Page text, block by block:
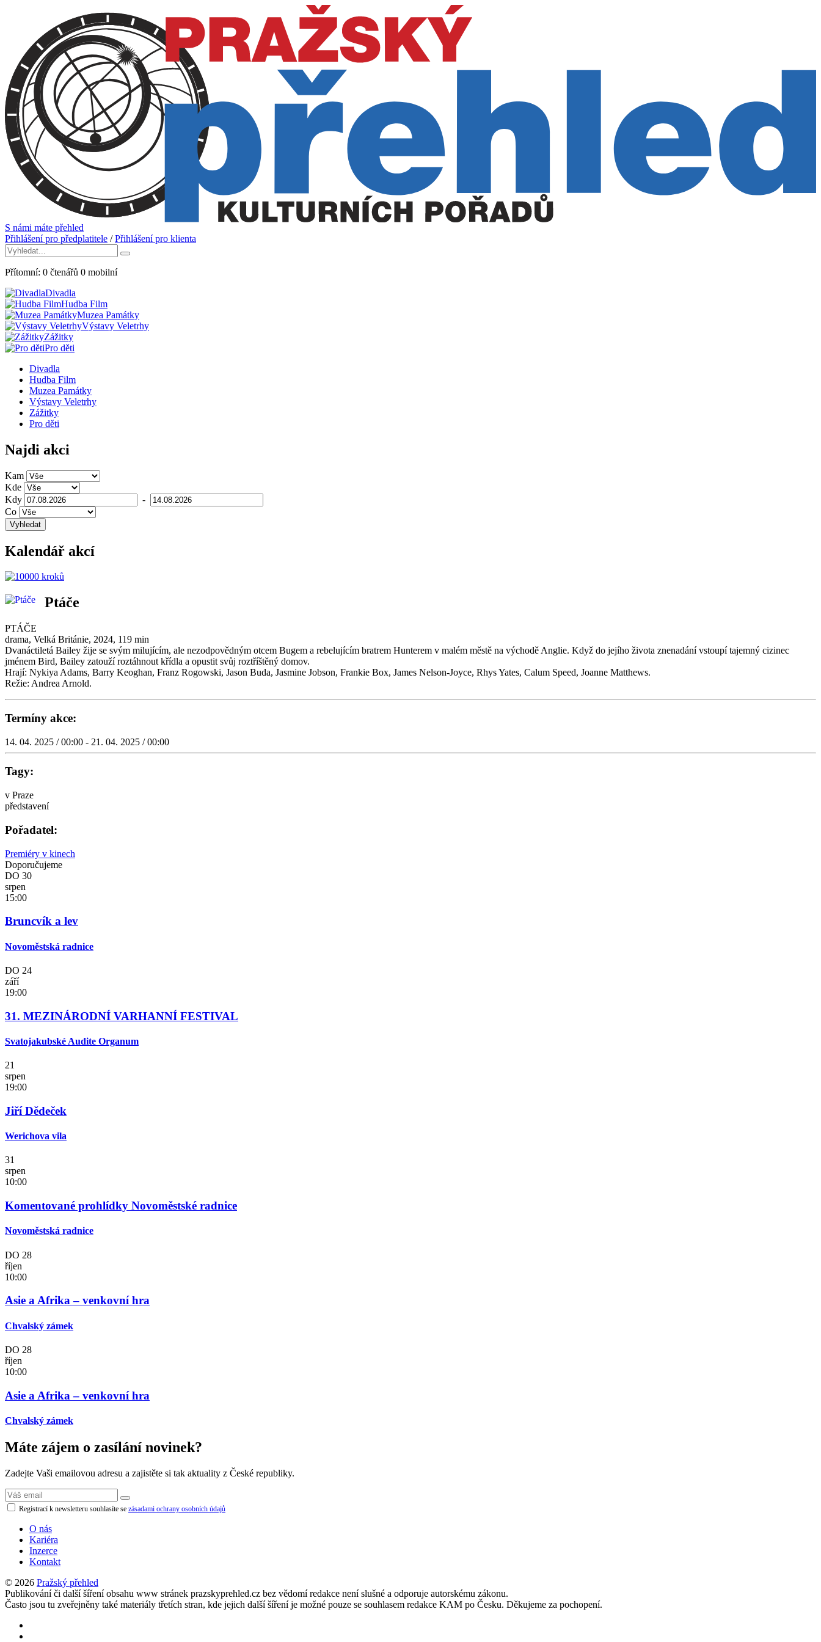
S námi máte přehled
Přihlášení pro předplatitele /Přihlášení pro klienta
Přítomní: 0 čtenářů 0 mobilní
Divadla
Hudba Film
Muzea Památky
Výstavy Veletrhy
Zážitky
Pro děti
Divadla
Hudba Film
Muzea Památky
Výstavy Veletrhy
Zážitky
Pro děti
Najdi akci
Kam
Kde
Kdy
-
Co
Vyhledat
Kalendář akcí
Ptáče
PTÁČE
drama, Velká Británie, 2024, 119 min
Dvanáctiletá Bailey žije se svým milujícím, ale nezodpovědným otcem Bugem a rebelujícím bratrem Hunterem v malém městě na východě Anglie. Když do jejího života znenadání vstoupí tajemný cizinec
jménem Bird, Bailey zatouží roztáhnout křídla a opustit svůj roztříštěný domov.
Hrají: Nykiya Adams, Barry Keoghan, Franz Rogowski, Jason Buda, Jasmine Jobson, Frankie Box, James Nelson-Joyce, Rhys Yates, Calum Speed, Joanne Matthews.
Režie: Andrea Arnold.
Termíny akce:
14. 04. 2025 / 00:00 - 21. 04. 2025 / 00:00
Tagy:
v Praze
představení
Pořadatel:
Premiéry v kinech
Doporučujeme
DO 30
srpen
15:00
Bruncvík a lev
Novoměstská radnice
DO 24
září
19:00
31. MEZINÁRODNÍ VARHANNÍ FESTIVAL
Svatojakubské Audite Organum
21
srpen
19:00
Jiří Dědeček
Werichova vila
31
srpen
10:00
Komentované prohlídky Novoměstské radnice
Novoměstská radnice
DO 28
říjen
10:00
Asie a Afrika – venkovní hra
Chvalský zámek
DO 28
říjen
10:00
Asie a Afrika – venkovní hra
Chvalský zámek
Máte zájem o zasílání novinek?
Zadejte Vaši emailovou adresu a zajistěte si tak aktuality z České republiky.
Registrací k newsletteru souhlasíte se zásadami ochrany osobních údajů
O nás
Kariéra
Inzerce
Kontakt
© 2026 Pražský přehled
Publikování či další šíření obsahu www stránek prazskyprehled.cz bez vědomí redakce není slušné a odporuje autorskému zákonu.
Často jsou tu zveřejněny také materiály třetích stran, kde jejich další šíření je možné pouze se souhlasem redakce KAM po Česku. Děkujeme za pochopení.